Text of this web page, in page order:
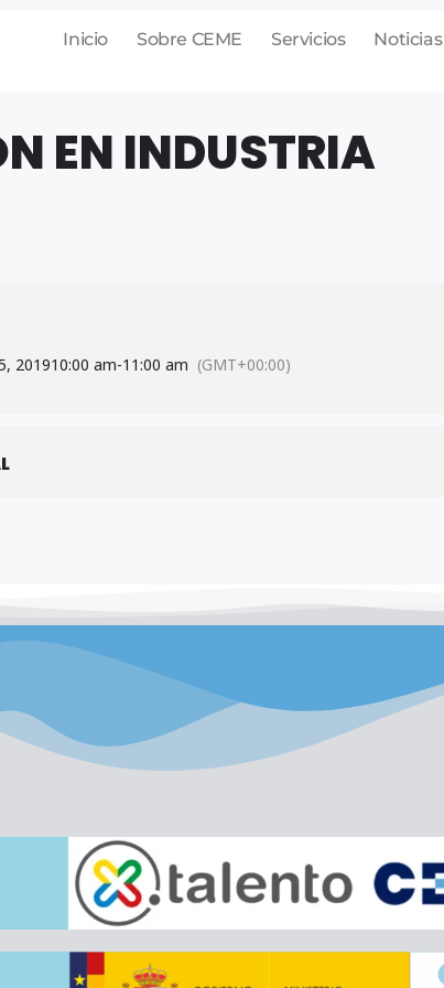
Inicio Sobre CEME Servicios Noticias
EN INDUSTRIA
201910:00 am-11:00 am (GMT+00:00)